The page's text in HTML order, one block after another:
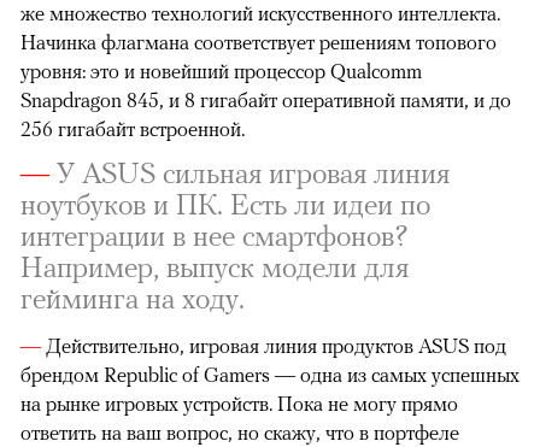
же множество технологий искусственного интеллекта.
Начинка флагмана соответствует решениям топового
уровня: это и новейший процессор Qualcomm
Snapdragon 845, и 8 гигабайт оперативной памяти, и до
256 гигабайт встроенной.
—У ASUS сильная игровая линия
ноутбуков и ПК. Есть ли идеи по
интеграции в нее смартфонов?
Например, выпуск модели для
гейминга на ходу.
— Действительно, игровая линия продуктов ASUS под
брендом Republic of Gamers — одна из самых успешных
на рынке игровых устройств. Пока не могу прямо
ответить на ваш вопрос, но скажу, что в портфеле